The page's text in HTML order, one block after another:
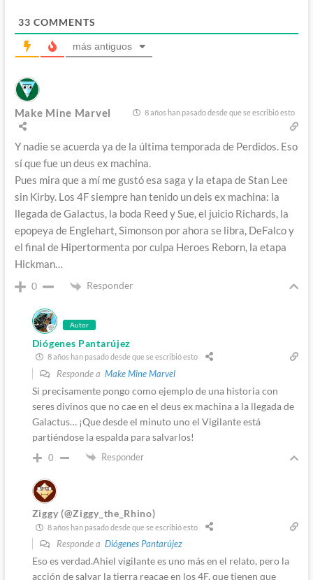
33 COMMENTS
más antiguos
Make Mine Marvel 8 años han pasado desde que se escribió esto
Y nadie se acuerda ya de la última temporada de Perdidos. Eso
sí que fue un deus ex machina.
Pues mira que a mí me gustó esa saga y la etapa de Stan Lee
sin Kirby. Los 4F siempre han tenido un deis ex machina: la
llegada de Galactus, la boda Reed y Sue, el juicio Richards, la
epopeya de Englehart, Simonson por ahora se libra, DeFalco y
el final de Hipertormenta por culpa Heroes Reborn, la etapa
Hickman…
0 Responder
Autor
Diógenes Pantarújez
8 años han pasado desde que se escribió esto
Responde a Make Mine Marvel
Si precisamente pongo como ejemplo de una historia con
seres divinos que no cae en el deus ex machina a la llegada de
Galactus… ¡Que desde el minuto uno el Vigilante está
partiéndose la espalda para salvarlos!
0 Responder
Ziggy (@Ziggy_the_Rhino)
8 años han pasado desde que se escribió esto
Responde a Diógenes Pantarújez
Eso es verdad.Ahiel vigilante es uno más en el relato, pero la
acción de salvar la tierra reacae en los 4F, que tienen que